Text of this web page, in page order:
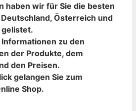
haben wir für Sie die besten
Österreich und
gelistet.
zu den
der Produkte, dem
den Preisen.
gelangen Sie zum
Shop.